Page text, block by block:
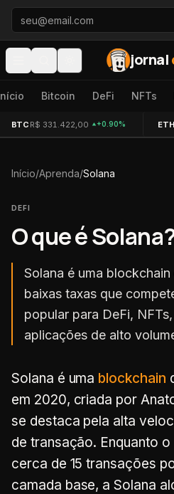
Pular para o conteúdo
jornal
Bitcoin DeFi NFTs
BTC R$ 331.422,00 +0.90% ETH
Início/Aprenda/Solana
DEFI
O que éSolana
Solana é uma
baixas taxas que
popular para DeFi,
aplicações de alto
Solana é uma blockchain
em 2020, criada por
se destaca pela alta
de transação. Enquanto o
cerca de 15 transações
camada base, a Solana